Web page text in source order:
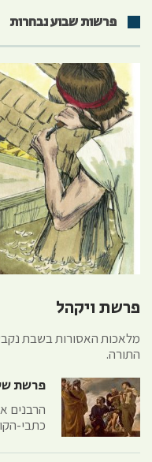
פרשות שבוע נבחרות
פרשת ויקהל
מלאכות האסורות בשבת
התורה.
פרשת
הרבנים
כתבי-